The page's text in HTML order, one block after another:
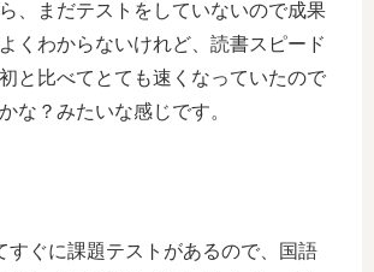
、まだテストをしていないので成果
くわからないけれど、読書スピード
と比べてとても速くなっていたので
な？みたいな感じです。
すぐに課題テストがあるので、国語